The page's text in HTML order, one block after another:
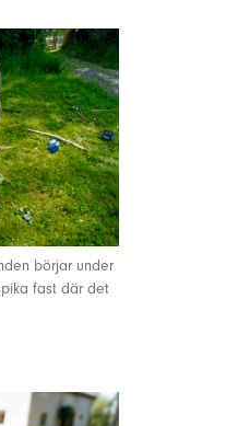
börjar under
fast där det